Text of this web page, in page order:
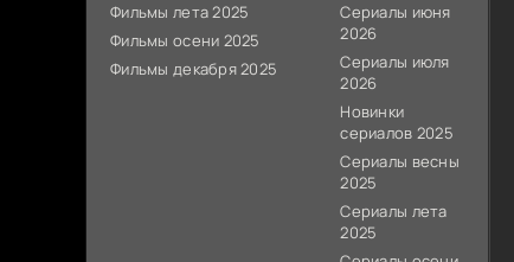
Фильмы лета 2025
Фильмы осени 2025
Фильмы декабря 2025
Сериалы июня
2026
Сериалы июля
2026
Новинки
сериалов 2025
Сериалы весны
2025
Сериалы лета
2025